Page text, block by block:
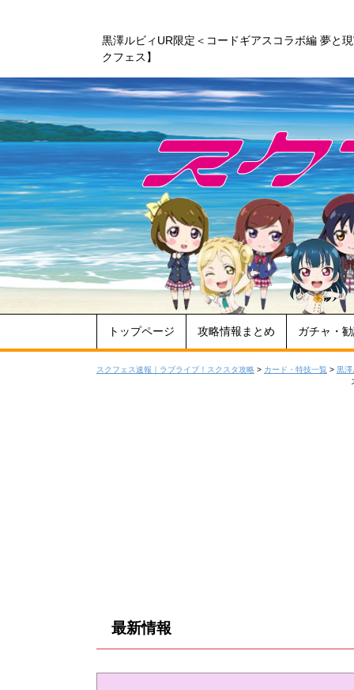
黒澤ルビィUR限定＜コードギアスコラボ編 夢と
クフェス】
トップページ 攻略情報まとめ ガチャ・
スクフェス速報｜ラブライブ！スクスタ攻略 > カード・特技一覧 > 黒澤
最新情報